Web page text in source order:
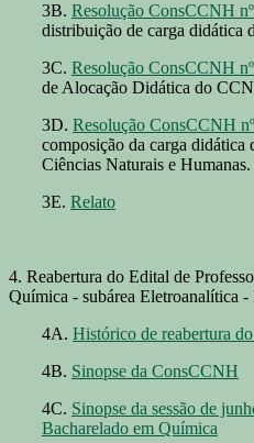
3B. Resolução ConsCCNH
distribuição de carga didática
3C. Resolução ConsCCNH
de Alocação Didática do
3D. Resolução ConsCCNH
composição da carga
Ciências Naturais e Humanas.
3E. Relato
4. Reabertura do Edital de
Química - subárea Eletroanalítica
4A. Histórico de reabertura
4B. Sinopse da ConsCCNH
4C. Sinopse da sessão de
Bacharelado em Química